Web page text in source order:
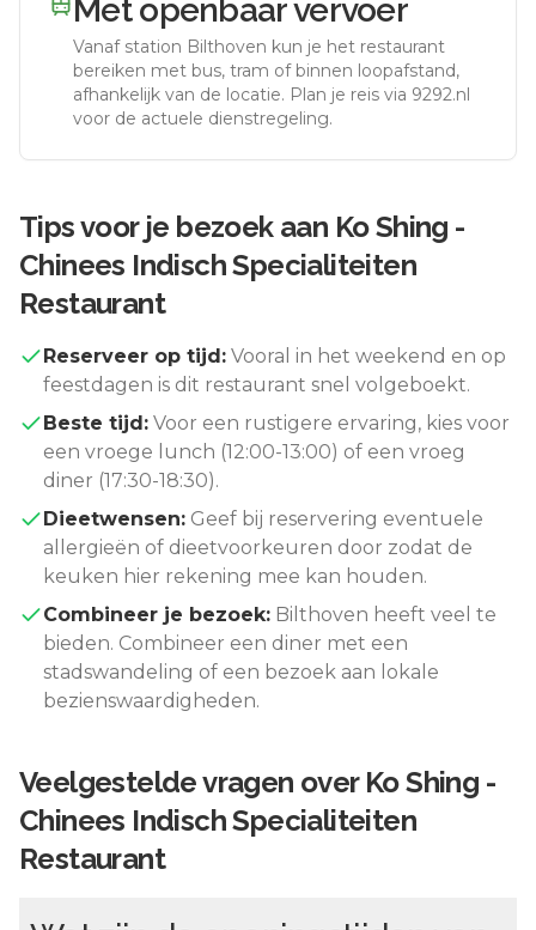
Met openbaar vervoer
Vanaf station Bilthoven kun je het restaurant
bereiken met bus, tram of binnen loopafstand,
afhankelijk van de locatie. Plan je reis via 9292.nl
voor de actuele dienstregeling.
Tips voor je bezoek aan Ko Shing -
Chinees Indisch Specialiteiten
Restaurant
Reserveer op tijd: Vooral in het weekend en op
feestdagen is dit restaurant snel volgeboekt.
Beste tijd: Voor een rustigere ervaring, kies voor
een vroege lunch (12:00-13:00) of een vroeg
diner (17:30-18:30).
Dieetwensen: Geef bij reservering eventuele
allergieën of dieetvoorkeuren door zodat de
keuken hier rekening mee kan houden.
Combineer je bezoek: Bilthoven heeft veel te
bieden. Combineer een diner met een
stadswandeling of een bezoek aan lokale
bezienswaardigheden.
Veelgestelde vragen over Ko Shing -
Chinees Indisch Specialiteiten
Restaurant